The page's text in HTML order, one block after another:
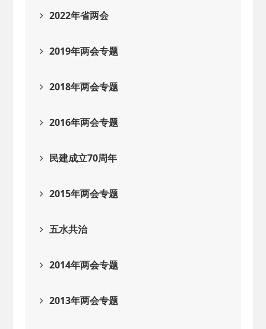
2022年省两会
2019年两会专题
2018年两会专题
2016年两会专题
民建成立70周年
2015年两会专题
五水共治
2014年两会专题
2013年两会专题